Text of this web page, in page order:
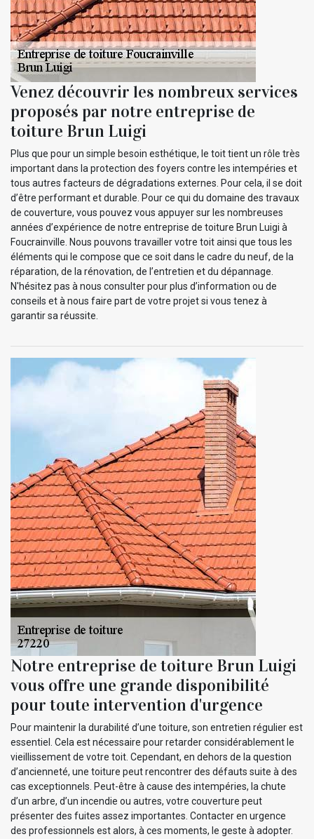
Venez découvrir les nombreux services
proposés par notre entreprise de
toiture Brun Luigi
Plus que pour un simple besoin esthétique, le toit tient un rôle très
important dans la protection des foyers contre les intempéries et
tous autres facteurs de dégradations externes. Pour cela, il se doit
d’être performant et durable. Pour ce qui du domaine des travaux
de couverture, vous pouvez vous appuyer sur les nombreuses
années d’expérience de notre entreprise de toiture Brun Luigi à
Foucrainville. Nous pouvons travailler votre toit ainsi que tous les
éléments qui le compose que ce soit dans le cadre du neuf, de la
réparation, de la rénovation, de l’entretien et du dépannage.
N'hésitez pas à nous consulter pour plus d’information ou de
conseils et à nous faire part de votre projet si vous tenez à
garantir sa réussite.
Notre entreprise de toiture Brun Luigi
vous offre une grande disponibilité
pour toute intervention d'urgence
Pour maintenir la durabilité d’une toiture, son entretien régulier est
essentiel. Cela est nécessaire pour retarder considérablement le
vieillissement de votre toit. Cependant, en dehors de la question
d’ancienneté, une toiture peut rencontrer des défauts suite à des
cas exceptionnels. Peut-être à cause des intempéries, la chute
d’un arbre, d’un incendie ou autres, votre couverture peut
présenter des fuites assez importantes. Contacter en urgence
des professionnels est alors, à ces moments, le geste à adopter.